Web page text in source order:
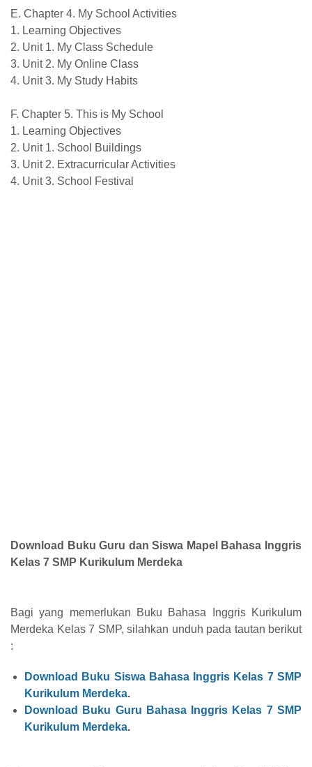
E. Chapter 4. My School Activities
1. Learning Objectives
2. Unit 1. My Class Schedule
3. Unit 2. My Online Class
4. Unit 3. My Study Habits
F. Chapter 5. This is My School
1. Learning Objectives
2. Unit 1. School Buildings
3. Unit 2. Extracurricular Activities
4. Unit 3. School Festival
Download Buku Guru dan Siswa Mapel Bahasa Inggris
Kelas 7 SMP Kurikulum Merdeka
Bagi yang memerlukan Buku Bahasa Inggris Kurikulum
Merdeka Kelas 7 SMP, silahkan unduh pada tautan berikut
:
Download Buku Siswa Bahasa Inggris Kelas 7 SMP
Kurikulum Merdeka.
Download Buku Guru Bahasa Inggris Kelas 7 SMP
Kurikulum Merdeka.